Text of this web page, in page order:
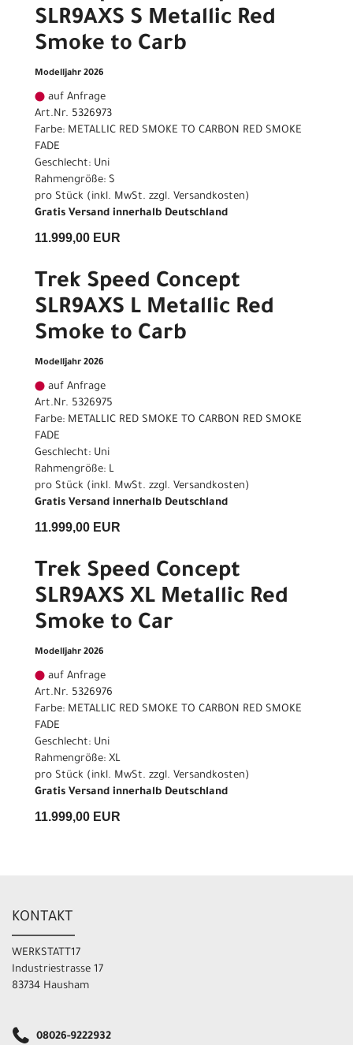
SLR9AXS S Metallic Red
Smoke to Carb
Modelljahr 2026
auf Anfrage
Art.Nr. 5326973
Farbe: METALLIC RED SMOKE TO CARBON RED SMOKE
FADE
Geschlecht: Uni
Rahmengröße: S
pro Stück (inkl. MwSt. zzgl. Versandkosten)
Gratis Versand innerhalb Deutschland
11.999,00 EUR
Trek Speed Concept
SLR9AXS L Metallic Red
Smoke to Carb
Modelljahr 2026
auf Anfrage
Art.Nr. 5326975
Farbe: METALLIC RED SMOKE TO CARBON RED SMOKE
FADE
Geschlecht: Uni
Rahmengröße: L
pro Stück (inkl. MwSt. zzgl. Versandkosten)
Gratis Versand innerhalb Deutschland
11.999,00 EUR
Trek Speed Concept
SLR9AXS XL Metallic Red
Smoke to Car
Modelljahr 2026
auf Anfrage
Art.Nr. 5326976
Farbe: METALLIC RED SMOKE TO CARBON RED SMOKE
FADE
Geschlecht: Uni
Rahmengröße: XL
pro Stück (inkl. MwSt. zzgl. Versandkosten)
Gratis Versand innerhalb Deutschland
11.999,00 EUR
KONTAKT
WERKSTATT17
Industriestrasse 17
83734 Hausham
08026-9222932